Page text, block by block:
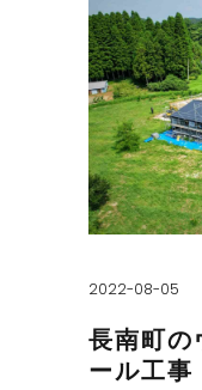
2022-08-05
長南町
ール工事